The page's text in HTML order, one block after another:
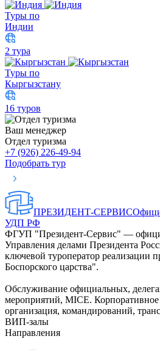
Туры по
Индии
2 тура
Туры по
Кыргызстану
16 туров
Ваш менеджер
Отдел туризма
+7 (926) 226-49-94
Подобрать тур
ПРЕЗИДЕНТ-СЕРВИС
УДП РФ
ФГУП "Президент-Сервис" —
Управления делами Президента
ключевой туроператор реализации
Боспорского царства".
Обслуживание официальных,
мероприятий, MICE.
организация, командирований,
ВИП-залы
Направления